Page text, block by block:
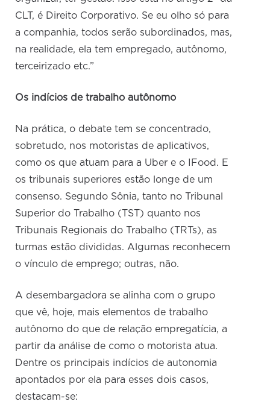
CLT, é Direito Corporativo. Se eu olho só para
a companhia, todos serão subordinados, mas,
na realidade, ela tem empregado, autônomo,
terceirizado etc.”
Os indícios de trabalho autônomo
Na prática, o debate tem se concentrado,
sobretudo, nos motoristas de aplicativos,
como os que atuam para a Uber e o IFood. E
os tribunais superiores estão longe de um
consenso. Segundo Sônia, tanto no Tribunal
Superior do Trabalho (TST) quanto nos
Tribunais Regionais do Trabalho (TRTs), as
turmas estão divididas. Algumas reconhecem
o vínculo de emprego; outras, não.
A desembargadora se alinha com o grupo
que vê, hoje, mais elementos de trabalho
autônomo do que de relação empregatícia, a
partir da análise de como o motorista atua.
Dentre os principais indícios de autonomia
apontados por ela para esses dois casos,
destacam-se: